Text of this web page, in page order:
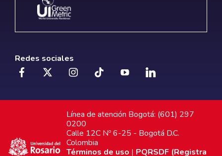
Redes sociales
Línea de atención Bogotá: (601) 297
0200
Calle 12C Nº 6-25 - Bogotá D.C.
Colombia
Términos de uso | PQRSDF (Registra